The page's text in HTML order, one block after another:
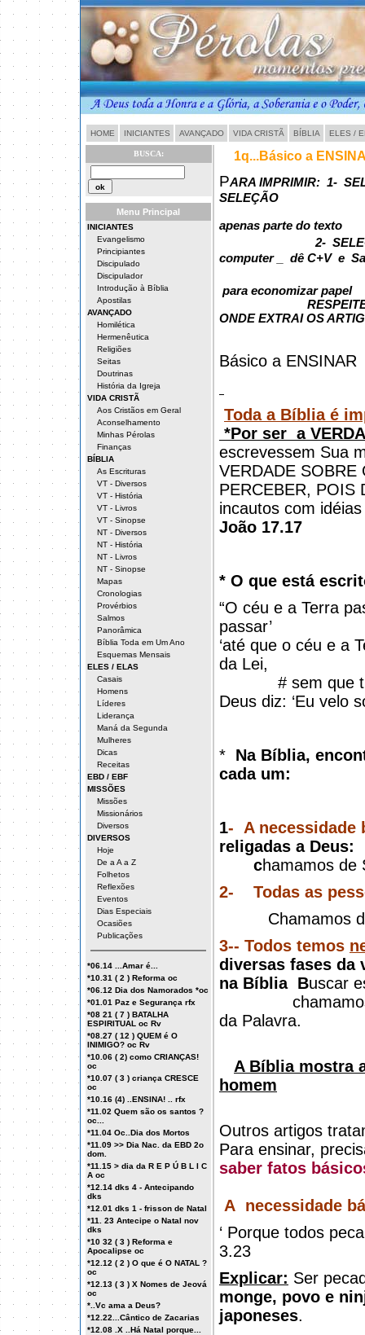
HOME INICIANTES AVANÇADO VIDA CRISTÃ BÍBLIA ELES /
BUSCA:
Menu Principal
INICIANTES
Evangelismo
Principiantes
Discipulado
Discipulador
Introdução à Bíblia
Apostilas
AVANÇADO
Homilética
Hermenêutica
Religiões
Seitas
Doutrinas
História da Igreja
VIDA CRISTÃ
Aos Cristãos em Geral
Aconselhamento
Minhas Pérolas
Finanças
BÍBLIA
As Escrituras
VT - Diversos
VT - História
VT - Livros
VT - Sinopse
NT - Diversos
NT - História
NT - Livros
NT - Sinopse
Mapas
Cronologias
Provérbios
Salmos
Panorâmica
Bíblia Toda em Um Ano
Esquemas Mensais
ELES / ELAS
Casais
Homens
Líderes
Liderança
Maná da Segunda
Mulheres
Dicas
Receitas
EBD / EBF
MISSÕES
Missões
Missionários
Diversos
DIVERSOS
Hoje
De a A a Z
Folhetos
Reflexões
Eventos
Dias Especiais
Ocasiões
Publicações
*06.14 ...Amar é...
*10.31 ( 2 ) Reforma oc
*06.12 Dia dos Namorados *oc
*01.01 Paz e Segurança rfx
*08 21 ( 7 ) BATALHA
ESPIRITUAL oc Rv
*08.27 ( 12 ) QUEM é O
INIMIGO? oc Rv
*10.06 ( 2) como CRIANÇAS!
oc
*10.07 ( 3 ) criança CRESCE
oc
*10.16 (4) ..ENSINA! .. rfx
*11.02 Quem são os santos ?
oc...
*11.04 Oc..Dia dos Mortos
*11.09 >> Dia Nac. da EBD 2o
dom.
*11.15 > dia da R E P Ú B L I C
A oc
*12.14 dks 4 - Antecipando
dks
*12.01 dks 1 - frisson de Natal
*11. 23 Antecipe o Natal nov
dks
*10 32 ( 3 ) Reforma e
Apocalipse oc
*12.12 ( 2 ) O que é O NATAL ?
oc
*12.13 ( 3 ) X Nomes de Jeová
oc
*..Vc ama a Deus?
*12.22...Cântico de Zacarias
*12.08 .X ..Há Natal porque...
1q...Básico a
PARA IMPRIMIR: 1-
SELEÇÃO
apenas parte do texto
2-
computer _ dê C+V e
para economizar papel
RESPEITE OS
ONDE EXTRAI OS
Básico a ENSINAR
Toda a Bíblia é
*Por ser a
escrevessem Sua
VERDADE SOBRE
PERCEBER, POIS
incautos com
João 17.17
* O que está
“O céu e a Terra
passar’
‘até que o céu e a
da Lei,
# sem que
Deus diz: ‘Eu velo
* Na Bíblia,
cada um:
1-
A necessidade
religadas a Deus:
chamamos de
2-
Todas as
Chamamos
3-- Todos temos
diversas fases da
na Bíblia Buscar
da Palavra.
A Bíblia mostra
homem
Outros artigos
Para ensinar,
saber fatos
A necessidade
‘ Porque todos
3.23
Explicar: Ser
monge, povo e
japoneses.